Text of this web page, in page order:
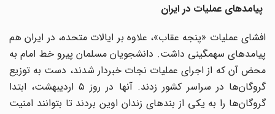
پیامدهای عملیات در ایران
افشای عملیات «پنجه عقاب»، علاوه بر ایالات متحده، در ایران هم
پیامدهای سهمگینی داشت. دانشجویان مسلمان پیرو خط امام به
محض آن که از اجرای عملیات نجات خبردار شدند، دست به توزیع
گروگان‌ها در سراسر کشور زدند. آنها در روز ۵ اردیبهشت، ابتدا
گروگان‌ها را به یکی از بندهای زندان اوین بردند تا بتوانند امنیت